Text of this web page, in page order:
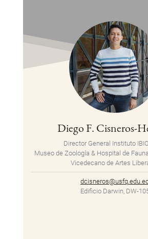
Diego F. Cisneros-
Director General Instituto
Museo de Zoología & Hospital de
Vicedecano de Artes
dcisneros@usfq.edu.ec
Edificio Darwin, DW-